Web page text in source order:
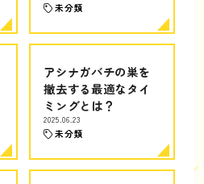
未分類
アシナガバチの巣を
撤去する最適なタイ
ミングとは？
2025.06.23
未分類